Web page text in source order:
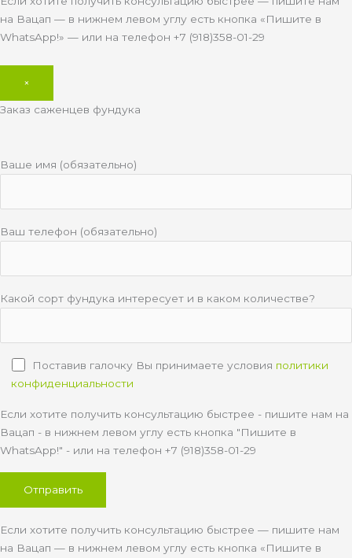
на Вацап — в нижнем левом углу есть кнопка «Пишите в
WhatsApp!» — или на телефон +7 (918)358-01-29
×
Заказ саженцев фундука
Ваше имя (обязательно)
Ваш телефон (обязательно)
Какой сорт фундука интересует и в каком количестве?
Поставив галочку Вы принимаете условия политики
конфиденциальности
Если хотите получить консультацию быстрее - пишите нам на
Вацап - в нижнем левом углу есть кнопка "Пишите в
WhatsApp!" - или на телефон +7 (918)358-01-29
Если хотите получить консультацию быстрее — пишите нам
на Вацап — в нижнем левом углу есть кнопка «Пишите в